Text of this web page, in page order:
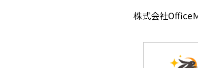
株式会社Office